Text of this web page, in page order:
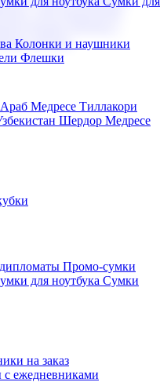
Колонки и наушники
Флешки
с ежедневниками
наборы
Медресе Тиллакори
Шердор Медресе
Промо-сумки
для ноутбука Сумки
на заказ
ежедневниками